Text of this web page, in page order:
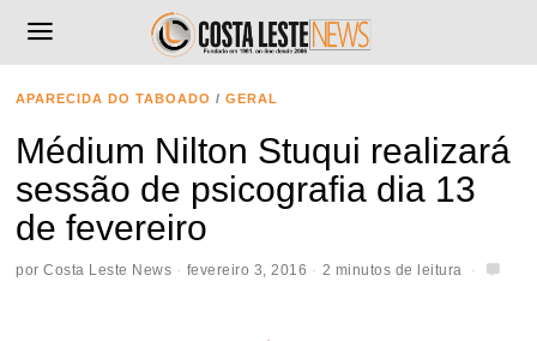
APARECIDA DO TABOADO / GERAL
Médium Nilton Stuqui realizará
sessão de psicografia dia 13
de fevereiro
porCosta Leste News fevereiro 3, 2016 2 minutos de leitura